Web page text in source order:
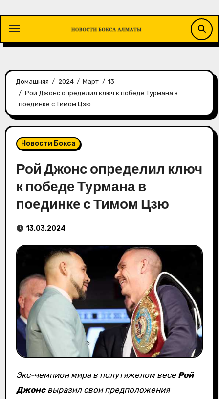
содержимому
Домашняя 2024 Март
13
Рой Джонс определил ключ к победе Турмана в
поединке с Тимом Цзю
Новости Бокса
Рой Джонс определил ключ
к победе Турмана в
поединке с Тимом Цзю
13.03.2024
Экс-чемпион мира в полутяжелом весе Рой
Джонсвыразил свои предположения